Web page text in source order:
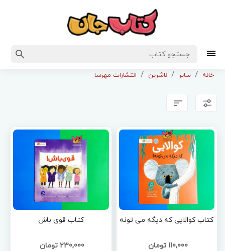
خانه سایر ناشرین انتشارات مهرسا
کتاب کوالایی که دیگه می تونه
110,000 تومان
کتاب قوی باش
230,000 تومان